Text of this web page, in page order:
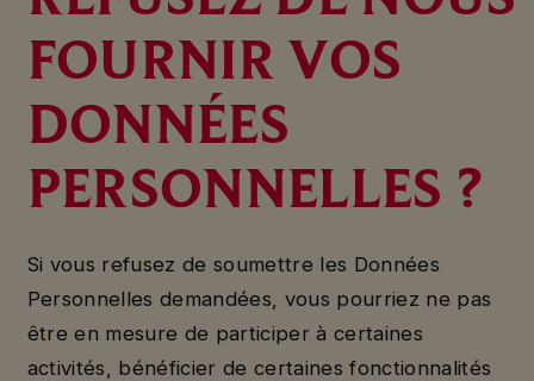
FOURNIR VOS
DONNÉES
PERSONNELLES ?
Si vous refusez de soumettre les Données
Personnelles demandées, vous pourriez ne pas
être en mesure de participer à certaines
activités, bénéficier de certaines fonctionnalités